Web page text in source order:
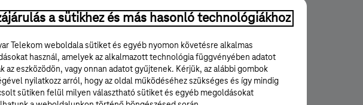
esetén redundáns kialakítással
lehetőségek.
a sütikhez és más hasonló technológiákhoz
Telekom weboldala sütiket és egyéb nyomon követésre alkalmas
használ, amelyek az alkalmazott technológia függvényében adatot
az eszközödön, vagy onnan adatot gyűjtenek. Kérjük, az alábbi gombok
nyilatkozz arról, hogy az oldal működéséhez szükséges és így mindig
sütiken felül milyen választható sütiket és egyéb megoldásokat